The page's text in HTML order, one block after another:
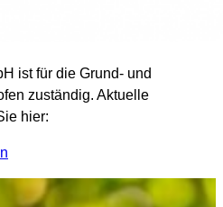
ist für die Grund- und
zuständig. Aktuelle
hier: